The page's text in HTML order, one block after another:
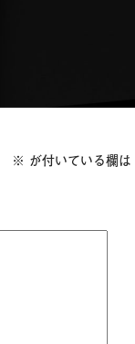
※ が付いている欄は